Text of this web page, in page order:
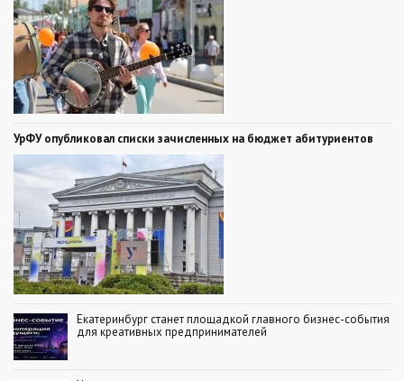
УрФУ опубликовал списки зачисленных на бюджет абитуриентов
Екатеринбург станет площадкой главного бизнес-события
для креативных предпринимателей